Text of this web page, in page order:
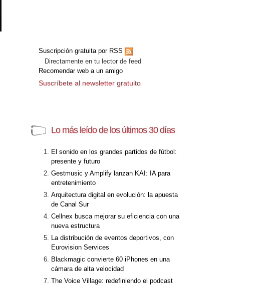
Suscripción gratuita por RSS
Directamente en tu lector de feed
Recomendar web a un amigo
Suscríbete al newsletter gratuito
Lo más leído de los últimos 30 días
El sonido en los grandes partidos de fútbol:
presente y futuro
Gestmusic y Amplify lanzan KAI: IA para
entretenimiento
Arquitectura digital en evolución: la apuesta
de Canal Sur
Cellnex busca mejorar su eficiencia con una
nueva estructura
La distribución de eventos deportivos, con
Eurovision Services
Blackmagic convierte 60 iPhones en una
cámara de alta velocidad
The Voice Village: redefiniendo el podcast